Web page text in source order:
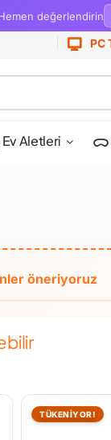
değerlendirin
PC
Ev Aletleri
TÜKENİYOR!